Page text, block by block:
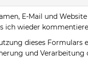
E-Mail und
ich wieder
dieses Formulars
und Verarbeitung